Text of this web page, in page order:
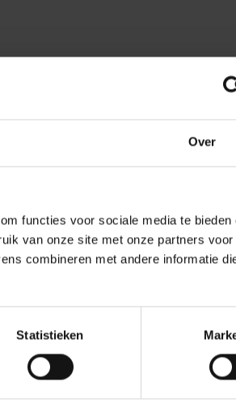
Over
functies voor sociale media te bieden
van onze site met onze partners
combineren met andere informatie
Statistieken